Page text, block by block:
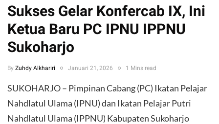
Sukses Gelar Konfercab IX, Ini
Ketua Baru PC IPNU IPPNU
Sukoharjo
By Zuhdy Alkhariri Januari 21, 2026 1 Mins read
SUKOHARJO – Pimpinan Cabang (PC) Ikatan Pelajar
Nahdlatul Ulama (IPNU) dan Ikatan Pelajar Putri
Nahdlatul Ulama (IPPNU) Kabupaten Sukoharjo